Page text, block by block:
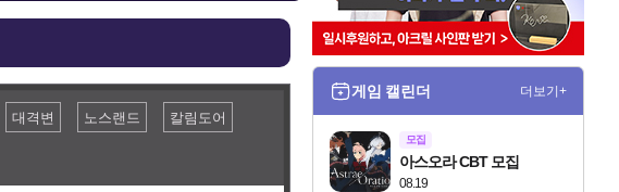
대격변 노스랜드 칼림도어
게임 캘린더 더보기+
모집
08.19
아스오라 CBT 모집